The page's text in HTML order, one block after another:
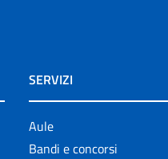
SERVIZI
Aule
Bandi e concorsi